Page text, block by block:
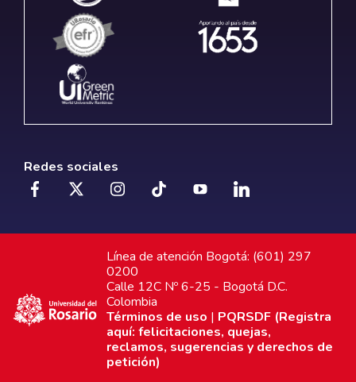
Redes sociales
Línea de atención Bogotá: (601) 297
0200
Calle 12C Nº 6-25 - Bogotá D.C.
Colombia
Términos de uso | PQRSDF (Registra
aquí: felicitaciones, quejas,
reclamos, sugerencias y derechos de
petición)